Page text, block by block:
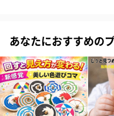
に干してお手入れしてくだ
交換してください。
安心安全の日本製
あなたにおすすめの